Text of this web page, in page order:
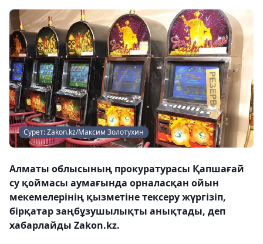
Сурет: Zakon.kz/Максим Золотухин
Алматы облысының прокуратурасы Қапшағай
су қоймасы аумағында орналасқан ойын
мекемелерінің қызметіне тексеру жүргізіп,
бірқатар заңбұзушылықты анықтады, деп
хабарлайды Zakon.kz.